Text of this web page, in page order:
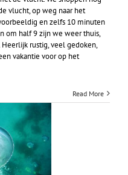
vlucht, op weg naar het
en zelfs 10 minuten
om half 9 zijn we weer thuis,
rustig, veel gedoken,
vakantie voor op het
Read More